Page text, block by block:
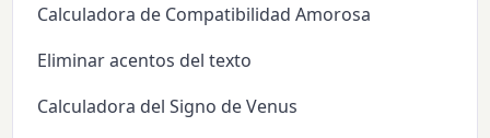
Calculadora de Compatibilidad Amorosa
Eliminar acentos del texto
Calculadora del Signo de Venus